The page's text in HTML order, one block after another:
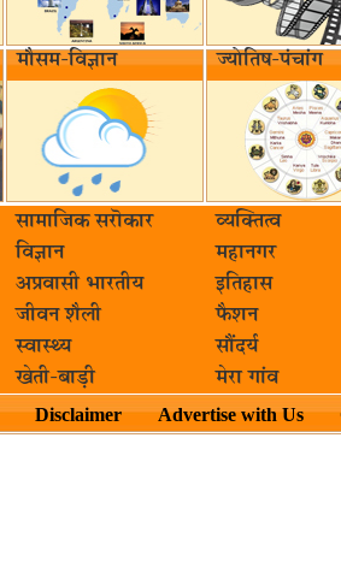
मौसम-विज्ञान ज्योतिष-पंचांग
सामाजिक सरॊकार‌
व्यक्तित्व
विज्ञान
महानगर
अप्रवासी भारतीय
इतिहास
जीवन शैली
फैशन
स्वास्थ्य
सौंदर्य
खेती-बाड़ी मेरा गांव
Disclaimer Advertise with Us